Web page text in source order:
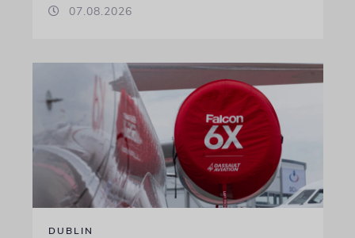
07.08.2026
DUBLIN